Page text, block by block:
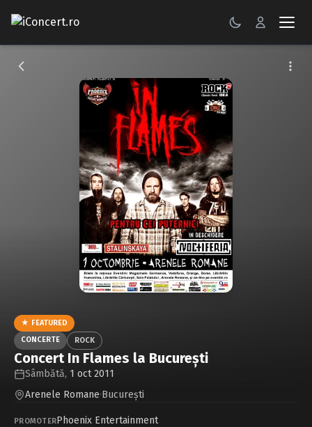
CONCERTE
Caută în site...
★ FEATURED
CONCERTE
ROCK
Concert In Flames la Bucureşti
Sâmbătă, 1 oct 2011
Arenele Romane·Bucureşti
PROMOTERPhoenix Entertainment